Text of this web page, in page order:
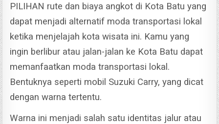
PILIHAN rute dan biaya angkot di Kota Batu yang
dapat menjadi alternatif moda transportasi lokal
ketika menjelajah kota wisata ini. Kamu yang
ingin berlibur atau jalan-jalan ke Kota Batu dapat
memanfaatkan moda transportasi lokal.
Bentuknya seperti mobil Suzuki Carry, yang dicat
dengan warna tertentu.
Warna ini menjadi salah satu identitas jalur atau